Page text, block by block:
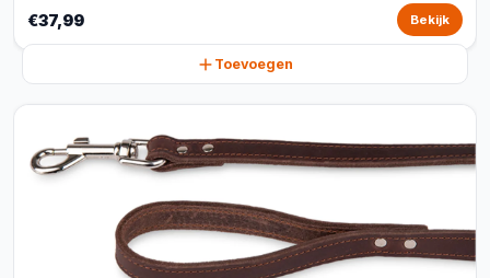
€37,99 Bekijk
Toevoegen